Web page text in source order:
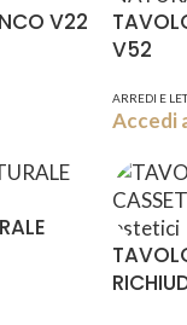
V22
V52
ARREDI E
Accedi